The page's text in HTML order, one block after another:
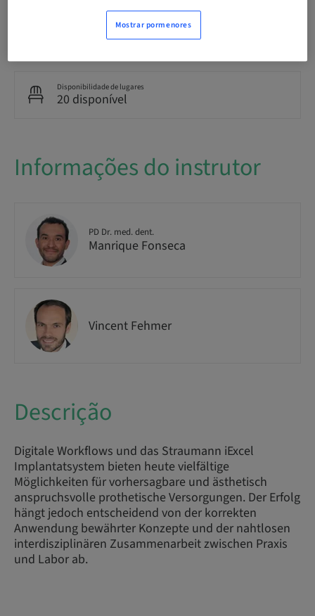
Disponibilidade de lugares
20 disponível
Informações do instrutor
PD Dr. med. dent.
Manrique Fonseca
Vincent Fehmer
Descrição
Digitale Workflows und das Straumann iExcel
Implantatsystem bieten heute vielfältige
Möglichkeiten für vorhersagbare und ästhetisch
anspruchsvolle prothetische Versorgungen. Der Erfolg
hängt jedoch entscheidend von der korrekten
Anwendung bewährter Konzepte und der nahtlosen
interdisziplinären Zusammenarbeit zwischen Praxis
und Labor ab.
Mostrar pormenores